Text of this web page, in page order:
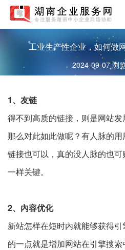
工业生产性企业，如何做
2024-09-07 浏
1、友链
得不到高质的链接，则是网站发
那么对此如此做呢？有人脉的
链接也可以，真的没人脉的也
一样关键。
2、內容优化
新站怎样在短时内就能够获得
的一点就是增加网站在引擎搜